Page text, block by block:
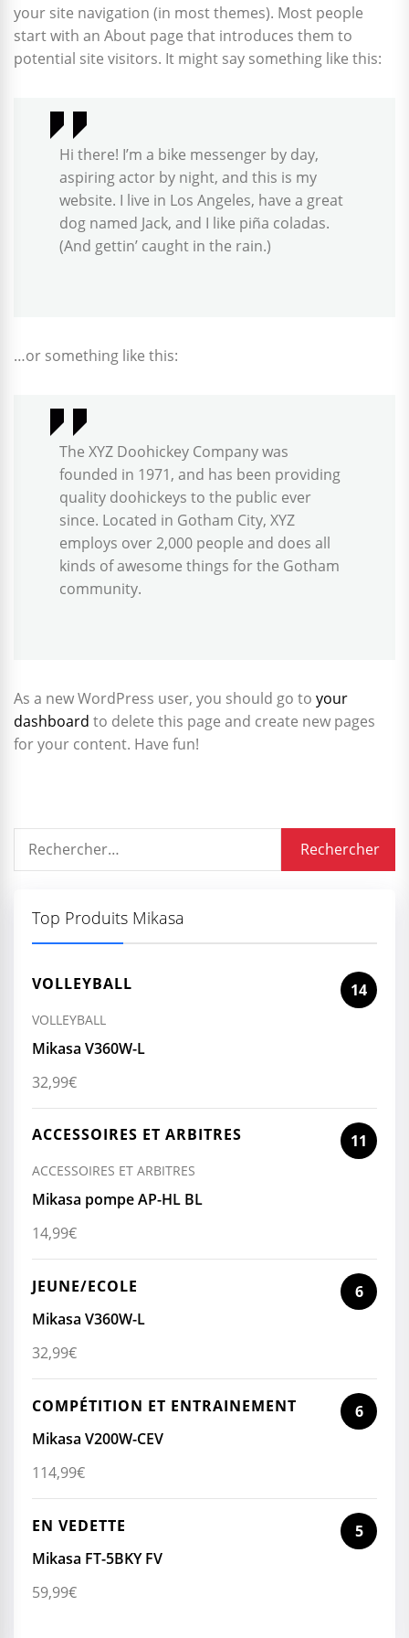
your site navigation (in most themes). Most people
start with an About page that introduces them to
potential site visitors. It might say something like this:
Hi there! I’m a bike messenger by day,
aspiring actor by night, and this is my
website. I live in Los Angeles, have a great
dog named Jack, and I like piña coladas.
(And gettin’ caught in the rain.)
…or something like this:
The XYZ Doohickey Company was
founded in 1971, and has been providing
quality doohickeys to the public ever
since. Located in Gotham City, XYZ
employs over 2,000 people and does all
kinds of awesome things for the Gotham
community.
As a new WordPress user, you should go to your
dashboard to delete this page and create new pages
for your content. Have fun!
Rechercher :
Top Produits Mikasa
VOLLEYBALL 14
VOLLEYBALL
Mikasa V360W-L
32,99€
ACCESSOIRES ET ARBITRES 11
ACCESSOIRES ET ARBITRES
Mikasa pompe AP-HL BL
14,99€
JEUNE/ECOLE
6
Mikasa V360W-L
32,99€
COMPÉTITION ET ENTRAINEMENT
6
Mikasa V200W-CEV
114,99€
EN VEDETTE
5
Mikasa FT-5BKY FV
59,99€